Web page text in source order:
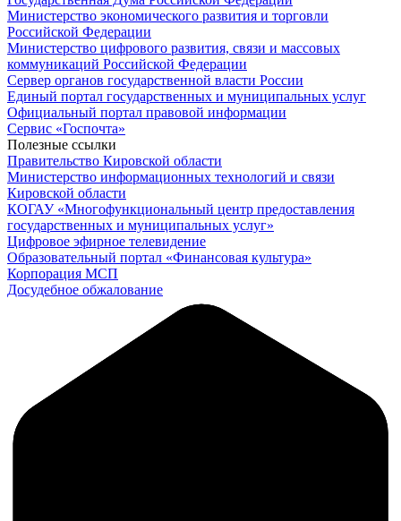
Министерство экономического развития и торговли
Российской Федерации
Министерство цифрового развития, связи и массовых
коммуникаций Российской Федерации
Сервер органов государственной власти России
Единый портал государственных и муниципальных услуг
Официальный портал правовой информации
Cервис «Госпочта»
Полезные ссылки
Правительство Кировской области
Министерство информационных технологий и связи
Кировской области
КОГАУ «Многофункциональный центр предоставления
государственных и муниципальных услуг»
Цифровое эфирное телевидение
Образовательный портал «Финансовая культура»
Корпорация МСП
Досудебное обжалование